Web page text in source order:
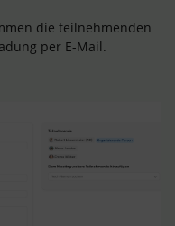
die teilnehmenden
per E-Mail.